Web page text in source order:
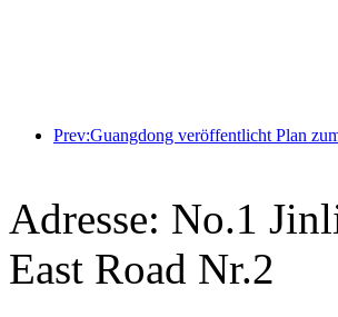
Adresse: No.1
East Road Nr.2